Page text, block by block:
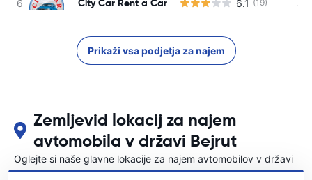
6.1 (19)
Prikaži vsa podjetja za najem
Zemljevid lokacij za najem
avtomobila v državi Bejrut
Oglejte si naše glavne lokacije za najem avtomobilov v državi
Bejrut